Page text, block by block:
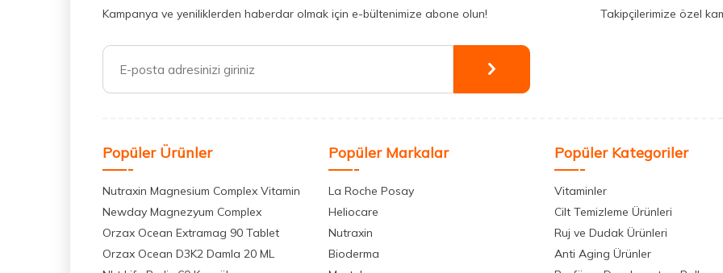
Kampanya ve yeniliklerden haberdar olmak için e-bültenimize abone olun! Takipçilerimize özel
Popüler Ürünler
Nutraxin Magnesium Complex Vitamin
Newday Magnezyum Complex
Orzax Ocean Extramag 90 Tablet
Orzax Ocean D3K2 Damla 20 ML
Popüler Markalar
La Roche Posay
Heliocare
Nutraxin
Bioderma
Popüler Kategoriler
Vitaminler
Cilt Temizleme Ürünleri
Ruj ve Dudak Ürünleri
Anti Aging Ürünler